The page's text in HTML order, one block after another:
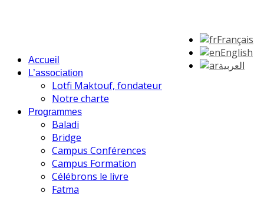
Français
English
العربية
Accueil
L’association
Lotfi Maktouf, fondateur
Notre charte
Programmes
Baladi
Bridge
Campus Conférences
Campus Formation
Célébrons le livre
Fatma